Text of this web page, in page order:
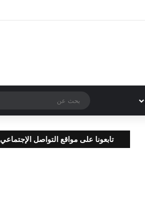
تابعونا على مواقع التواصل الإجتماعي